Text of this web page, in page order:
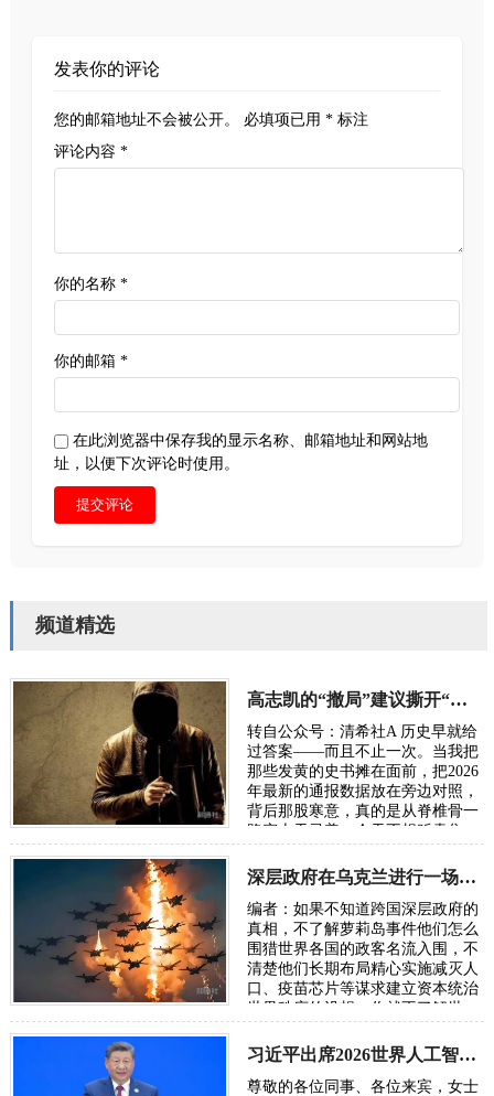
发表你的评论
您的邮箱地址不会被公开。 必填项已用 *标注
评论内容 *
你的名称 *
你的邮箱 *
在此浏览器中保存我的显示名称、邮箱地址和网站地
址，以便下次评论时使用。
提交评论
频道精选
高志凯的“撤局”建议撕开“以夷灭华”的百年剧本
转自公众号：清希社A 历史早就给
过答案——而且不止一次。当我把
那些发黄的史书摊在面前，把2026
年最新的通报数据放在旁边对照，
背后那股寒意，真的是从脊椎骨一
路窜上天灵盖。今天不想贩卖焦
虑，我只想把账本翻开，一笔一笔
算清楚。因为…
深层政府在乌克兰进行一场“地狱级大实验”，骗了全世界
编者：如果不知道跨国深层政府的
真相，不了解萝莉岛事件他们怎么
围猎世界各国的政客名流入围，不
清楚他们长期布局精心实施减灭人
口、疫苗芯片等谋求建立资本统治
世界秩序的设想，你就不了解世
界，也无从了解俄乌战争。所谓五
眼联盟国家…
习近平出席2026世界人工智能大会呼吁携手构建公正合理的全球人工智能治理体系
尊敬的各位同事、各位来宾，女士